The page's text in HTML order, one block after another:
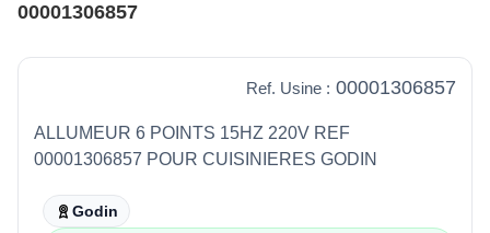
00001306857
Ref. Usine : 00001306857
ALLUMEUR 6 POINTS 15HZ 220V REF
00001306857 POUR CUISINIERES GODIN
Godin